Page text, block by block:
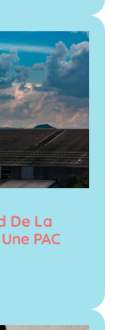
De La
PAC